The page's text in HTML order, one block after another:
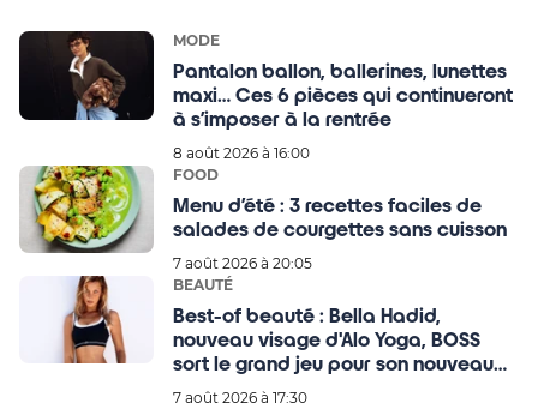
MODE
Pantalon ballon, ballerines, lunettes
maxi… Ces 6 pièces qui continueront
à s’imposer à la rentrée
8 août 2026 à 16:00
FOOD
Menu d’été : 3 recettes faciles de
salades de courgettes sans cuisson
7 août 2026 à 20:05
BEAUTÉ
Best-of beauté : Bella Hadid,
nouveau visage d'Alo Yoga, BOSS
sort le grand jeu pour son nouveau
parfum
7 août 2026 à 17:30